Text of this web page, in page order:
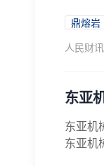
鼎熔岩
人民财讯
东亚
东亚机
东亚机